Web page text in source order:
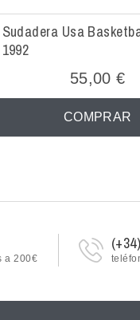
Sudadera Usa
1992
55,00 €
COMPRAR
a 200€